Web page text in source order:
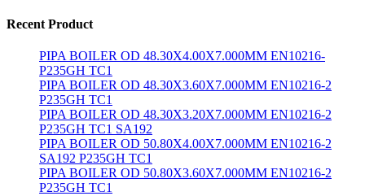
Recent Product
PIPA BOILER OD 48.30X4.00X7.000MM EN10216-
P235GH TC1
PIPA BOILER OD 48.30X3.60X7.000MM EN10216-2
P235GH TC1
PIPA BOILER OD 48.30X3.20X7.000MM EN10216-2
P235GH TC1 SA192
PIPA BOILER OD 50.80X4.00X7.000MM EN10216-2
SA192 P235GH TC1
PIPA BOILER OD 50.80X3.60X7.000MM EN10216-2
P235GH TC1